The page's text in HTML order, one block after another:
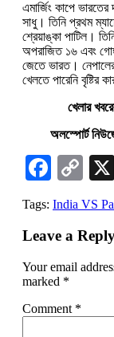
এমার্জিং কাপে
সাধু। তিনি প্রথম
শ্রেয়াঙ্কা পাটিল।
অপরাজিত ১৬ এবং
জেতে ভারত।
খেলতে পারেনি বৃষ্টির
খেলার
অলস্পোর্ট
Tags: India VS
Leave a
Your email
marked *
Comment *